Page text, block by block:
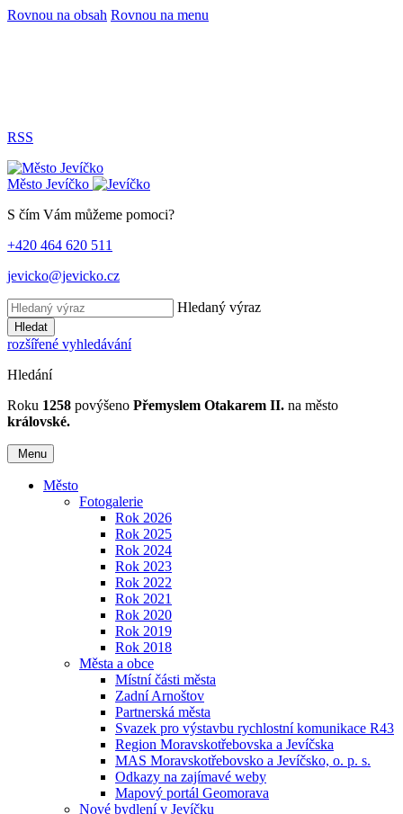
Rovnou na obsah Rovnou na menu
RSS
Město Jevíčko
S čím Vám můžeme pomoci?
+420 464 620 511
jevicko@jevicko.cz
Hledaný výraz
Hledat
rozšířené vyhledávání
Hledání
Roku 1258 povýšeno Přemyslem Otakarem II. na město
královské.
Menu
Město
Fotogalerie
Rok 2026
Rok 2025
Rok 2024
Rok 2023
Rok 2022
Rok 2021
Rok 2020
Rok 2019
Rok 2018
Města a obce
Místní části města
Zadní Arnoštov
Partnerská města
Svazek pro výstavbu rychlostní komunikace R43
Region Moravskotřebovska a Jevíčska
MAS Moravskotřebovsko a Jevíčsko, o. p. s.
Odkazy na zajímavé weby
Mapový portál Geomorava
Nové bydlení v Jevíčku